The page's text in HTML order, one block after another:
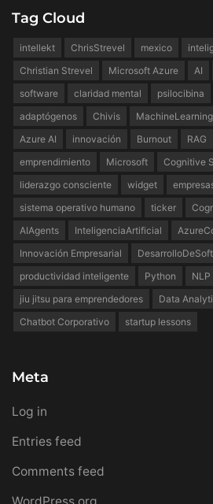
Tag Cloud
intellekt ChrisStrevel mexico
Christian Strevel
Microsoft Azure AI
software
claridad mental psilocibina
adaptógenos
Chivis MachineLearning
Azure AI
innovación Burnout RAG
emprendimiento
Microsoft
Cognitive
liderazgo consciente
widget
sistema operativo humano
ticker
AIAgents
InteligenciaArtificial
Innovación Empresarial
productividad inteligente
Python NLP
jiu jitsu para emprendedores
Data
Chatbot Corporativo
startup lessons
Meta
Log in
Entries feed
Comments feed
WordPress.org